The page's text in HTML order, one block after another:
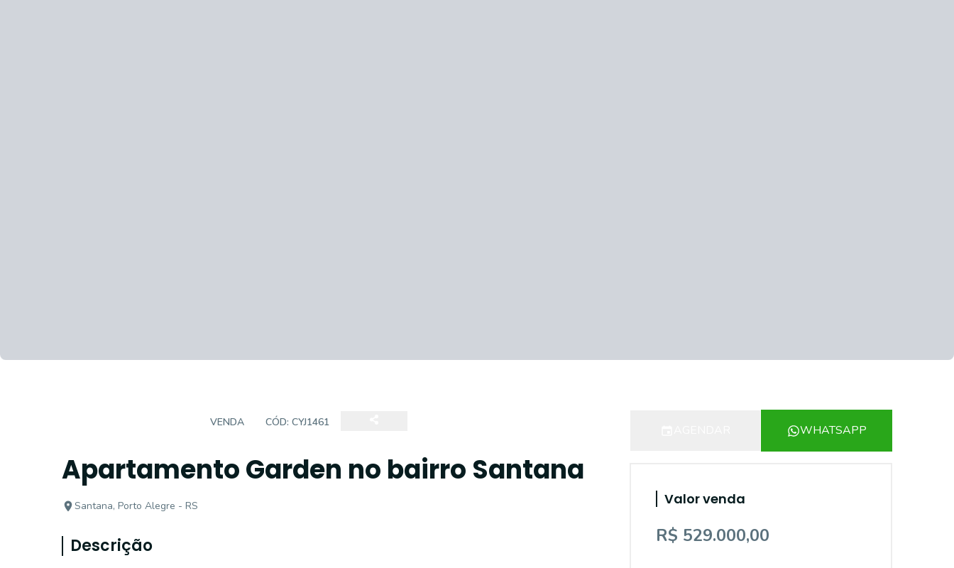
VENDA CÓD: CYJ1461
Apartamento Garden no bairro Santana
Santana, Porto Alegre - RS
Descrição
WHATSAPP
Valor venda
R$ 529.000,00